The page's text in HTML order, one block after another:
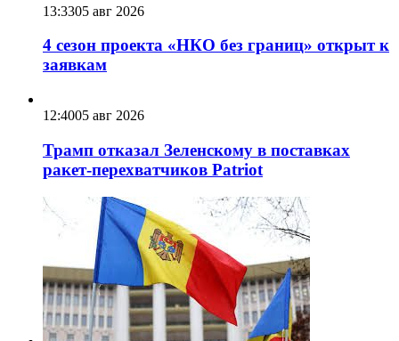
13:3305 авг 2026
4 сезон проекта «НКО без границ» открыт к
заявкам
12:4005 авг 2026
Трамп отказал Зеленскому в поставках
ракет-перехватчиков Patriot